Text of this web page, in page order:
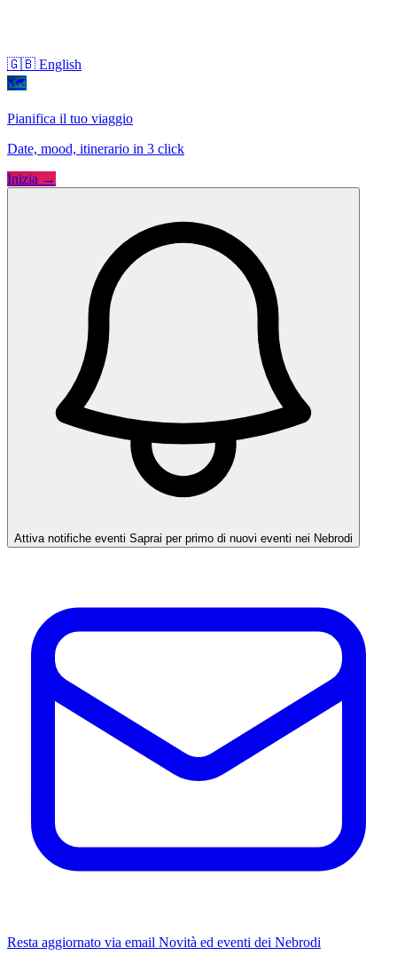
🇬🇧 English
🗺
Pianifica il tuo viaggio
Date, mood, itinerario in 3 click
Inizia →
Attiva notifiche eventi Saprai per primo di nuovi eventi nei Nebrodi
Resta aggiornato via email Novità ed eventi dei Nebrodi